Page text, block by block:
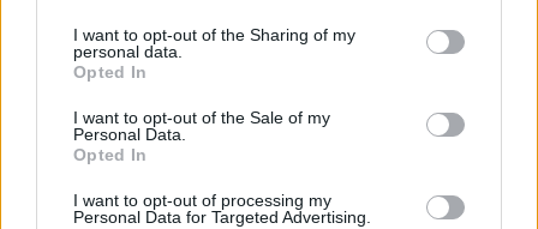
not limited to your visit or usage behaviour. You may click to
grant or deny consent to Google and its third-party tags to
use your data for below specified purposes in below Google
consent section.
I want to opt-out of the Sharing of my
personal data.
Opted In
I want to opt-out of the Sale of my
Personal Data.
Opted In
I want to opt-out of processing my
Personal Data for Targeted Advertising.
της Καλαμάτας ενώ οι μετανάστες που είναι καλά
στην υγεία αποβιβάστηκαν σε λάντζα και
μεταφέρθηκαν στο λιμάνι.